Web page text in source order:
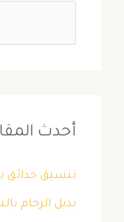
أحدث
تنسيق حدائق
بديل الرخام